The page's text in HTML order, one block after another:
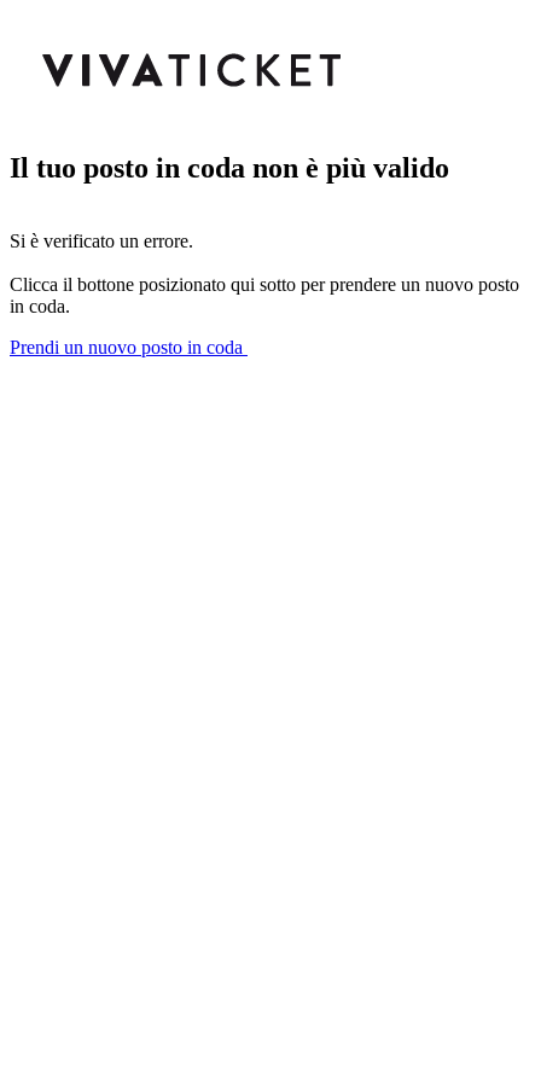
Il tuo posto in coda non è più valido
Si è verificato un errore.
Clicca il bottone posizionato qui sotto per prendere un nuovo posto
in coda.
Prendi un nuovo posto in coda